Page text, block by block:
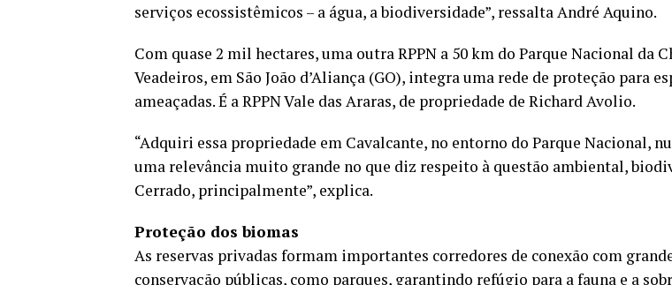
serviços ecossistêmicos – a água, a biodiversidade”, ressalta André Aquino.
Com quase 2 mil hectares, uma outra RPPN a 50 km do Parque Nacional da
Veadeiros, em São João d’Aliança (GO), integra uma rede de proteção para
ameaçadas. É a RPPN Vale das Araras, de propriedade de Richard Avolio.
“Adquiri essa propriedade em Cavalcante, no entorno do Parque Nacional,
uma relevância muito grande no que diz respeito à questão ambiental,
Cerrado, principalmente”, explica.
Proteção dos biomas
As reservas privadas formam importantes corredores de conexão com
conservação públicas, como parques, garantindo refúgio para a fauna e a